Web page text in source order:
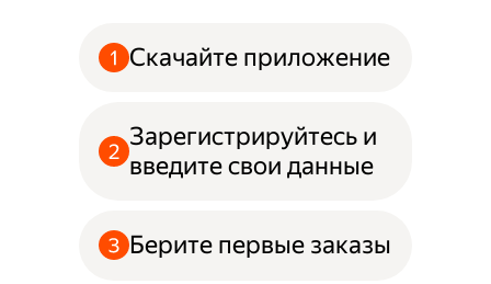
Скачайте приложение
Зарегистрируйтесь и
введите свои данные
Берите первые заказы